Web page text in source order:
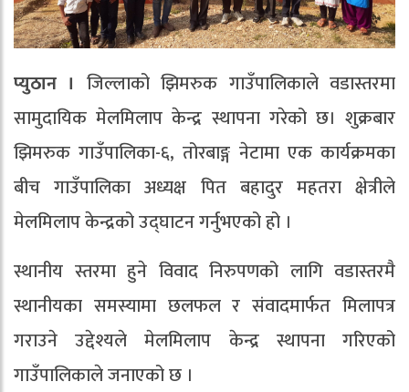
प्युठान । जिल्लाको झिमरुक गाउँपालिकाले वडास्तरमा
सामुदायिक मेलमिलाप केन्द्र स्थापना गरेको छ। शुक्रबार
झिमरुक गाउँपालिका-६, तोरबाङ्ग नेटामा एक कार्यक्रमका
बीच गाउँपालिका अध्यक्ष पित बहादुर महतरा क्षेत्रीले
मेलमिलाप केन्द्रको उद्घाटन गर्नुभएको हो ।
स्थानीय स्तरमा हुने विवाद निरुपणको लागि वडास्तरमै
स्थानीयका समस्यामा छलफल र संवादमार्फत मिलापत्र
गराउने उद्देश्यले मेलमिलाप केन्द्र स्थापना गरिएको
गाउँपालिकाले जनाएको छ ।